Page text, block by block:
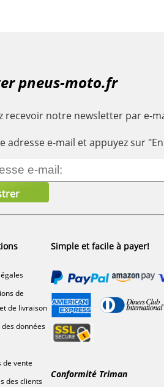
pneus-moto.fr
recevoir notre newsletter par e-
adresse e-mail et appuyez sur
de
de livraison
données
de vente
des clients
Simple et facile à payer!
Conformité Triman